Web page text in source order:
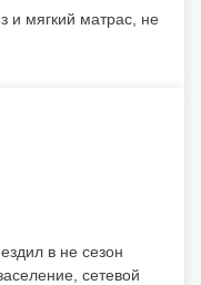
и мягкий матрас, не
в не сезон
сетевой